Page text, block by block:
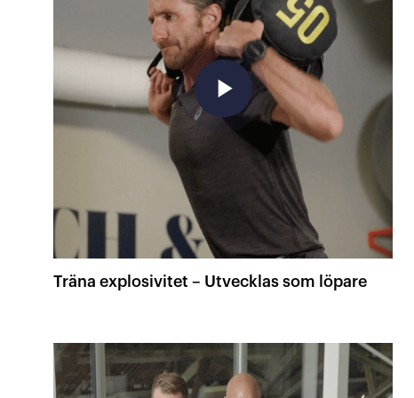
play_arrow
Träna explosivitet – Utvecklas som löpare